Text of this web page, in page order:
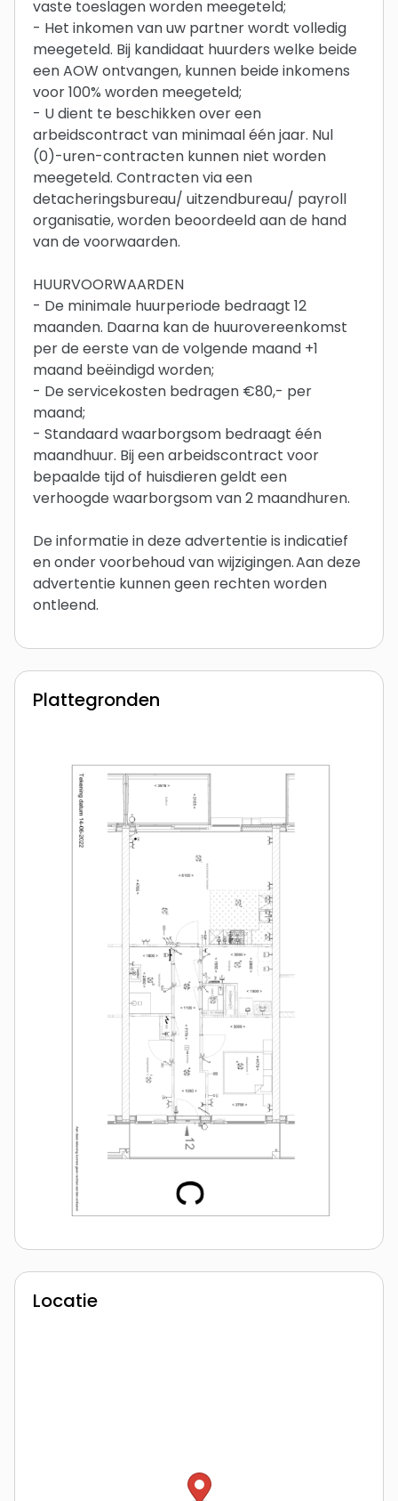
vaste toeslagen worden meegeteld;
- Het inkomen van uw partner wordt volledig
meegeteld. Bij kandidaat huurders welke beide
een AOW ontvangen, kunnen beide inkomens
voor 100% worden meegeteld;
- U dient te beschikken over een
arbeidscontract van minimaal één jaar. Nul
(0)-uren-contracten kunnen niet worden
meegeteld. Contracten via een
detacheringsbureau/ uitzendbureau/ payroll
organisatie, worden beoordeeld aan de hand
van de voorwaarden.
HUURVOORWAARDEN
- De minimale huurperiode bedraagt 12
maanden. Daarna kan de huurovereenkomst
per de eerste van de volgende maand +1
maand beëindigd worden;
- De servicekosten bedragen €80,- per
maand;
- Standaard waarborgsom bedraagt één
maandhuur. Bij een arbeidscontract voor
bepaalde tijd of huisdieren geldt een
verhoogde waarborgsom van 2 maandhuren.
De informatie in deze advertentie is indicatief
en onder voorbehoud van wijzigingen. Aan deze
advertentie kunnen geen rechten worden
ontleend.
Plattegronden
Locatie